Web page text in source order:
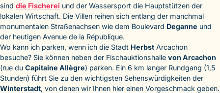
sind die Fischerei und der Wassersport die Hauptstützen der
lokalen Wirtschaft. Die Villen reihen sich entlang der manchmal
monumentalen Straßenachsen wie dem Boulevard Deganne und
der heutigen Avenue de la République.
Wo kann ich parken, wenn ich die Stadt Herbst Arcachon
besuche? Sie können neben der Fischauktionshalle von Arcachon
(rue du Capitaine Allègre) parken. Ein 6 km langer Rundgang (1,5
Stunden) führt Sie zu den wichtigsten Sehenswürdigkeiten der
Winterstadt, von denen wir Ihnen hier einen Vorgeschmack geben.